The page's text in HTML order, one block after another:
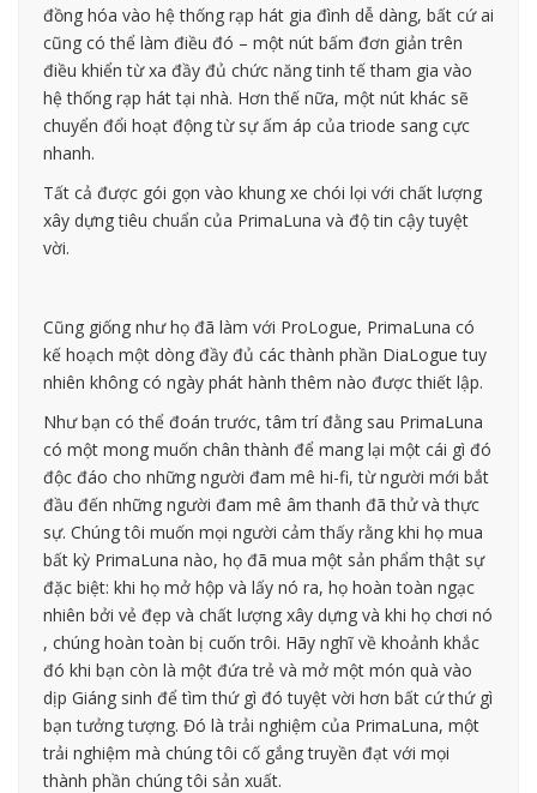
đồng hóa vào hệ thống rạp hát gia đình dễ dàng, bất cứ ai
cũng có thể làm điều đó – một nút bấm đơn giản trên
điều khiển từ xa đầy đủ chức năng tinh tế tham gia vào
hệ thống rạp hát tại nhà. Hơn thế nữa, một nút khác sẽ
chuyển đổi hoạt động từ sự ấm áp của triode sang cực
nhanh.
Tất cả được gói gọn vào khung xe chói lọi với chất lượng
xây dựng tiêu chuẩn của PrimaLuna và độ tin cậy tuyệt
vời.
Cũng giống như họ đã làm với ProLogue, PrimaLuna có
kế hoạch một dòng đầy đủ các thành phần DiaLogue tuy
nhiên không có ngày phát hành thêm nào được thiết lập.
Như bạn có thể đoán trước, tâm trí đằng sau PrimaLuna
có một mong muốn chân thành để mang lại một cái gì đó
độc đáo cho những người đam mê hi-fi, từ người mới bắt
đầu đến những người đam mê âm thanh đã thử và thực
sự. Chúng tôi muốn mọi người cảm thấy rằng khi họ mua
bất kỳ PrimaLuna nào, họ đã mua một sản phẩm thật sự
đặc biệt: khi họ mở hộp và lấy nó ra, họ hoàn toàn ngạc
nhiên bởi vẻ đẹp và chất lượng xây dựng và khi họ chơi nó
, chúng hoàn toàn bị cuốn trôi. Hãy nghĩ về khoảnh khắc
đó khi bạn còn là một đứa trẻ và mở một món quà vào
dịp Giáng sinh để tìm thứ gì đó tuyệt vời hơn bất cứ thứ gì
bạn tưởng tượng. Đó là trải nghiệm của PrimaLuna, một
trải nghiệm mà chúng tôi cố gắng truyền đạt với mọi
thành phần chúng tôi sản xuất.